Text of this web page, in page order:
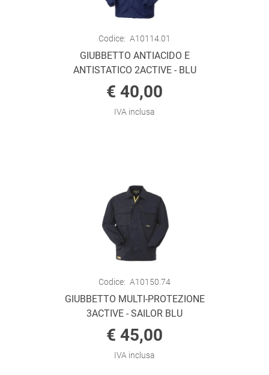
Codice: A10114.01
GIUBBETTO ANTIACIDO E
ANTISTATICO 2ACTIVE - BLU
€ 40,00
IVA inclusa
Codice: A10150.74
GIUBBETTO MULTI-PROTEZIONE
3ACTIVE - SAILOR BLU
€ 45,00
IVA inclusa